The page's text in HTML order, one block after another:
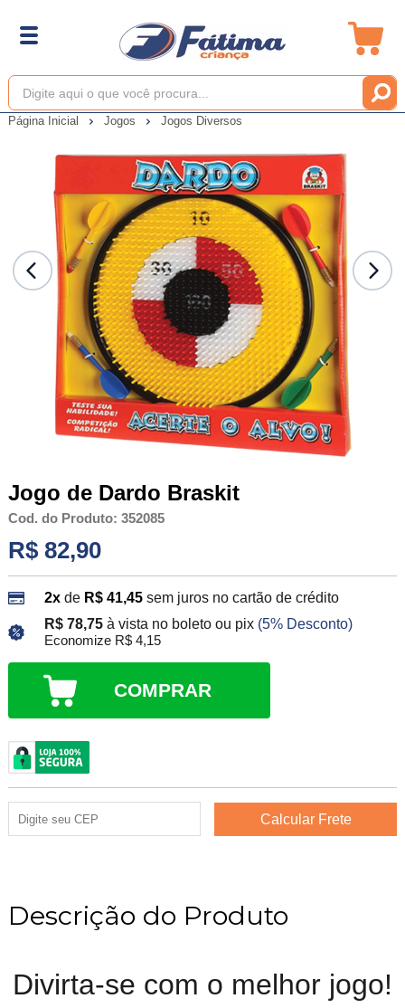
Página Inicial Jogos Jogos Diversos
Jogo de Dardo Braskit
Cod. do Produto: 352085
R$ 82,90
2xde R$ 41,45 sem juros no cartão de crédito
R$ 78,75 à vista no boleto ou pix (5% Desconto)
Economize R$ 4,15
COMPRAR
Descrição do Produto
Divirta-se com o melhor jogo!